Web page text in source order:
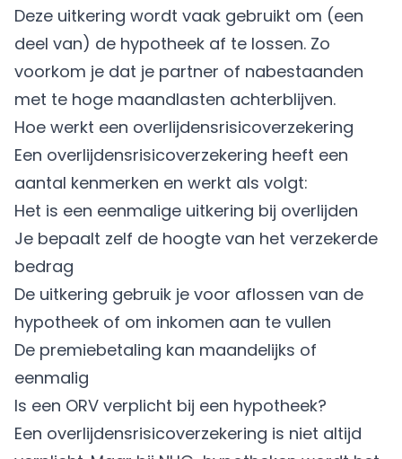
Deze uitkering wordt vaak gebruikt om (een
deel van) de hypotheek af te lossen. Zo
voorkom je dat je partner of nabestaanden
met te hoge maandlasten achterblijven.
Hoe werkt een overlijdensrisicoverzekering
Een overlijdensrisicoverzekering heeft een
aantal kenmerken en werkt als volgt:
Het is een eenmalige uitkering bij overlijden
Je bepaalt zelf de hoogte van het verzekerde
bedrag
De uitkering gebruik je voor aflossen van de
hypotheek of om inkomen aan te vullen
De premiebetaling kan maandelijks of
eenmalig
Is een ORV verplicht bij een hypotheek?
Een overlijdensrisicoverzekering is niet altijd